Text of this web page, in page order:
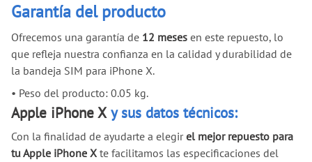
Garantía del producto
Ofrecemos una garantía de 12 meses en este repuesto, lo
que refleja nuestra confianza en la calidad y durabilidad de
la bandeja SIM para iPhone X.
• Peso del producto: 0.05 kg.
Apple iPhone Xy sus datos técnicos:
Con la finalidad de ayudarte a elegirel mejor repuesto para
tu Apple iPhone X te facilitamos las especificaciones del